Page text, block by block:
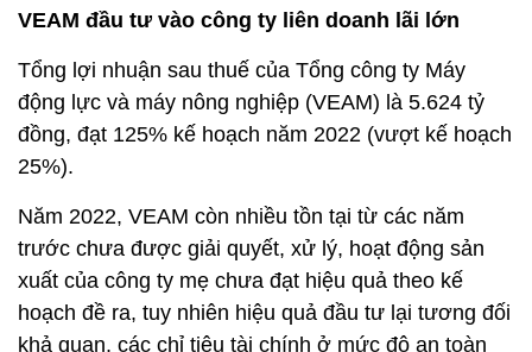
VEAM đầu tư vào công ty liên doanh lãi lớn
Tổng lợi nhuận sau thuế của Tổng công ty Máy
động lực và máy nông nghiệp (VEAM) là 5.624 tỷ
đồng, đạt 125% kế hoạch năm 2022 (vượt kế hoạch
25%).
Năm 2022, VEAM còn nhiều tồn tại từ các năm
trước chưa được giải quyết, xử lý, hoạt động sản
xuất của công ty mẹ chưa đạt hiệu quả theo kế
hoạch đề ra, tuy nhiên hiệu quả đầu tư lại tương đối
khả quan, các chỉ tiêu tài chính ở mức độ an toàn